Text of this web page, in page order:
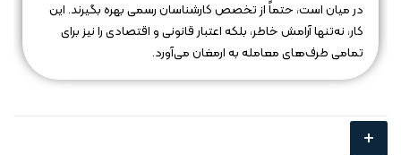
در میان است، حتماً از تخصص کارشناسان رسمی بهره بگیرند. این
کار، نه‌تنها آرامش خاطر، بلکه اعتبار قانونی و اقتصادی را نیز برای
تمامی طرف‌های معامله به ارمغان می‌آورد.
+